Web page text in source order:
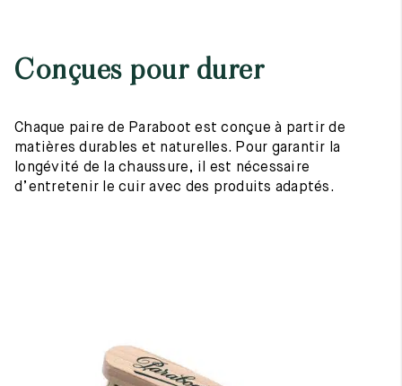
Conçues pour durer
Chaque paire de Paraboot est conçue à partir de
matières durables et naturelles. Pour garantir la
longévité de la chaussure, il est nécessaire
d’entretenir le cuir avec des produits adaptés.